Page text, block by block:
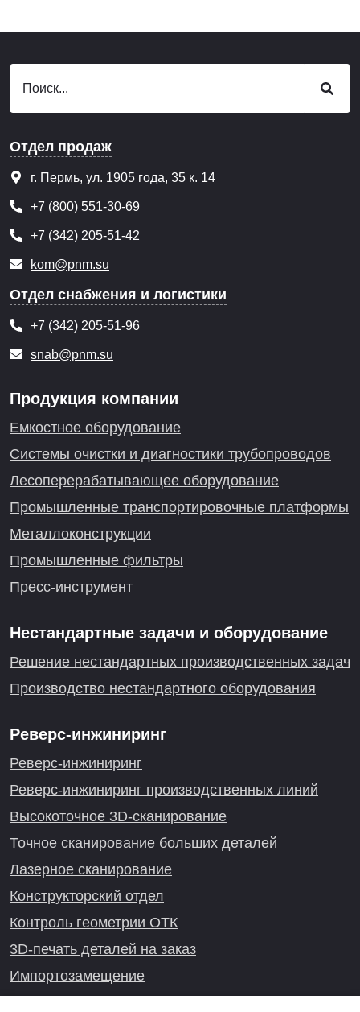
Отдел продаж
г. Пермь, ул. 1905 года, 35 к. 14
+7 (800) 551-30-69
+7 (342) 205-51-42
kom@pnm.su
Отдел снабжения и логистики
+7 (342) 205-51-96
snab@pnm.su
Продукция компании
Емкостное оборудование
Системы очистки и диагностики трубопроводов
Лесоперерабатывающее оборудование
Промышленные транспортировочные платформы
Металлоконструкции
Промышленные фильтры
Пресс-инструмент
Нестандартные задачи и оборудование
Решение нестандартных производственных задач
Производство нестандартного оборудования
Реверс-инжиниринг
Реверс-инжиниринг
Реверс-инжиниринг производственных линий
Высокоточное 3D-сканирование
Точное сканирование больших деталей
Лазерное сканирование
Конструкторский отдел
Контроль геометрии ОТК
3D-печать деталей на заказ
Импортозамещение